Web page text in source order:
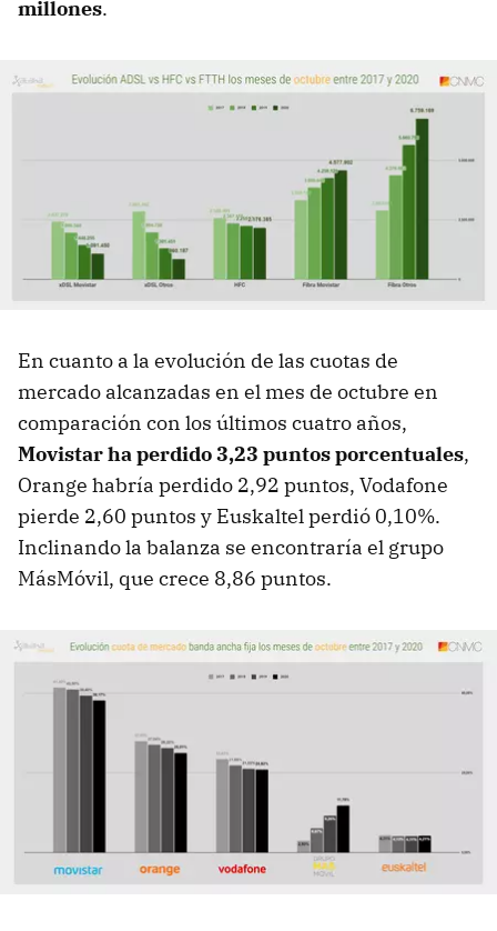
millones.
En cuanto a la evolución de las cuotas de
mercado alcanzadas en el mes de octubre en
comparación con los últimos cuatro años,
Movistar ha perdido 3,23 puntos porcentuales,
Orange habría perdido 2,92 puntos, Vodafone
pierde 2,60 puntos y Euskaltel perdió 0,10%.
Inclinando la balanza se encontraría el grupo
MásMóvil, que crece 8,86 puntos.